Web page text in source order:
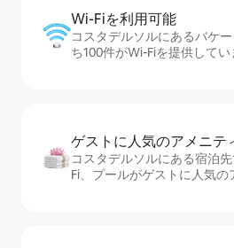
Wi-Fiを利⁠用⁠可⁠能
コスタデルソルにあるバケ
ち100件がWi-Fiを提供してい
ゲストに人⁠気⁠のア⁠メ⁠ニ⁠テ⁠
コスタデルソルにある宿泊
Fi、プールがゲストに人気